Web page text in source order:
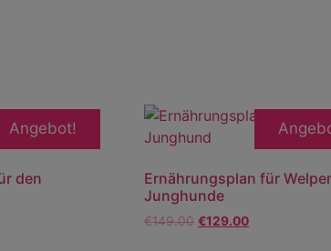
Angebot!
den
Ernährungsplan für
Junghunde
€149.00 €129.00